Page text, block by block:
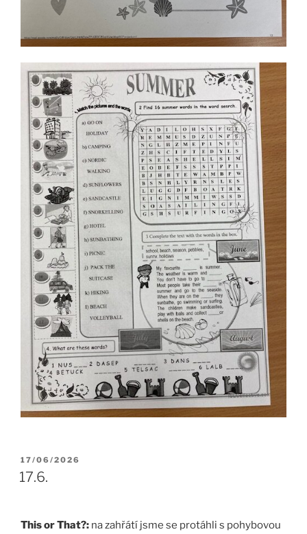
PUBLIKOVÁNO
17/06/2026
17.6.
This or That?: na zahřátí jsme se protáhli s pohybovou